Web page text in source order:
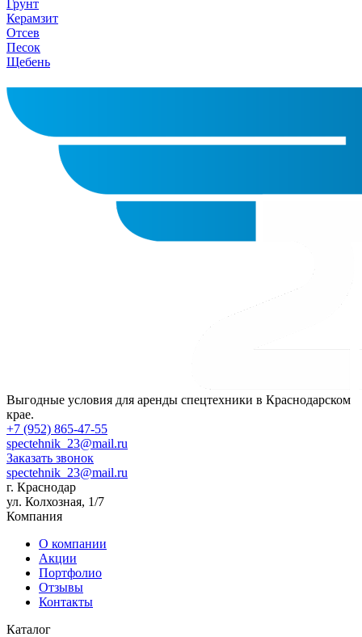
Грунт
Керамзит
Отсев
Песок
Щебень
Выгодные условия для аренды спецтехники в Краснодарском
крае.
+7 (952) 865-47-55
spectehnik_23@mail.ru
Заказать звонок
spectehnik_23@mail.ru
г. Краснодар
ул. Колхозная, 1/7
Компания
О компании
Акции
Портфолио
Отзывы
Контакты
Каталог